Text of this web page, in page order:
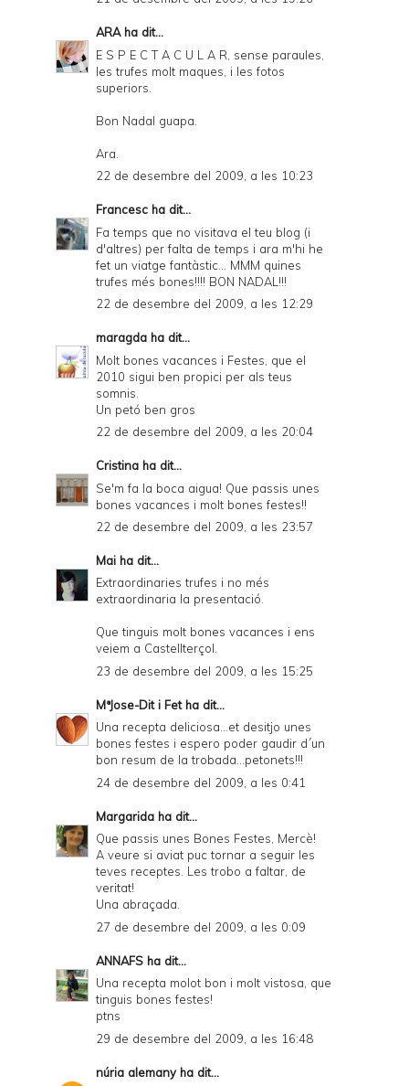
ARAha dit...
E S P E C T A C U L A R, sense paraules,
les trufes molt maques, i les fotos
superiors.
Bon Nadal guapa.
Ara.
22 de desembre del 2009, a les 10:23
Francesc ha dit...
Fa temps que no visitava el teu blog (i
d'altres) per falta de temps i ara m'hi he
fet un viatge fantàstic... MMM quines
trufes més bones!!!! BON NADAL!!!
22 de desembre del 2009, a les 12:29
maragda ha dit...
Molt bones vacances i Festes, que el
2010 sigui ben propici per als teus
somnis.
Un petó ben gros
22 de desembre del 2009, a les 20:04
Cristina ha dit...
Se'm fa la boca aigua! Que passis unes
bones vacances i molt bones festes!!
22 de desembre del 2009, a les 23:57
Mai ha dit...
Extraordinaries trufes i no més
extraordinaria la presentació.
Que tinguis molt bones vacances i ens
veiem a Castellterçol.
23 de desembre del 2009, a les 15:25
MªJose-Dit i Fetha dit...
Una recepta deliciosa...et desitjo unes
bones festes i espero poder gaudir d´un
bon resum de la trobada...petonets!!!
24 de desembre del 2009, a les 0:41
Margarida ha dit...
Que passis unes Bones Festes, Mercè!
A veure si aviat puc tornar a seguir les
teves receptes. Les trobo a faltar, de
veritat!
Una abraçada.
27 de desembre del 2009, a les 0:09
ANNAFS ha dit...
Una recepta molot bon i molt vistosa, que
tinguis bones festes!
ptns
29 de desembre del 2009, a les 16:48
núria alemanyha dit...